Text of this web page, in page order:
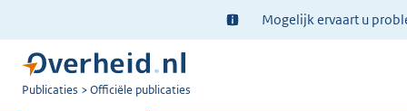
Ter
informatie:
Mogelijk ervaart u
U
Publicaties Officiële publicaties